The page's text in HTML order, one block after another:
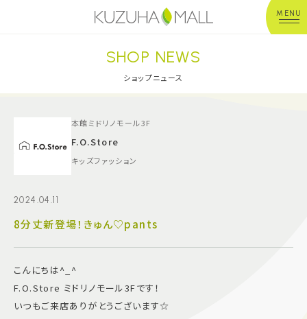
MENU
年中無休平 日：10:00~20:00
※店舗により異なる
ショップガイド
グルメ＆フード
イベント
キッズ＆ベビー
SHOP NEWS
ショップニュース
本館ミドリノモール3F
F.O.Store
キッズファッション
2024.04.11
8分丈新登場！きゅん♡pants
こんにちは^_^
F.O.Store ミドリノモール3Fです！
いつもご来店ありがとうございます☆